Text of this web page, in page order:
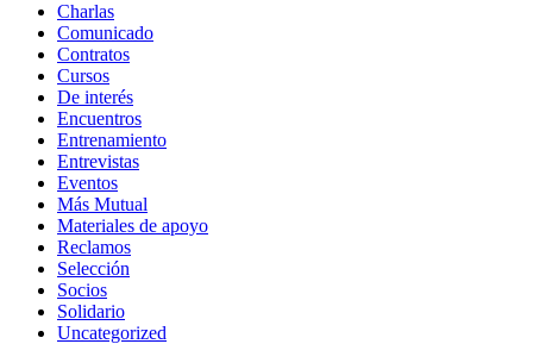
Charlas
Comunicado
Contratos
Cursos
De interés
Encuentros
Entrenamiento
Entrevistas
Eventos
Más Mutual
Materiales de apoyo
Reclamos
Selección
Socios
Solidario
Uncategorized